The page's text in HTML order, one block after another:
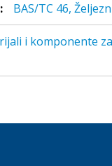
BAS/TC 46,
i komponente